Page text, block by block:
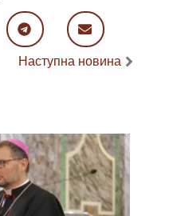
Наступна новина